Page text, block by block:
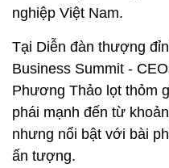
nghiệp Việt Nam.
Tại Diễn đàn thượng
Business Summit -
Phương Thảo lọt thỏm
phái mạnh đến từ
nhưng nổi bật với bài
ấn tượng.